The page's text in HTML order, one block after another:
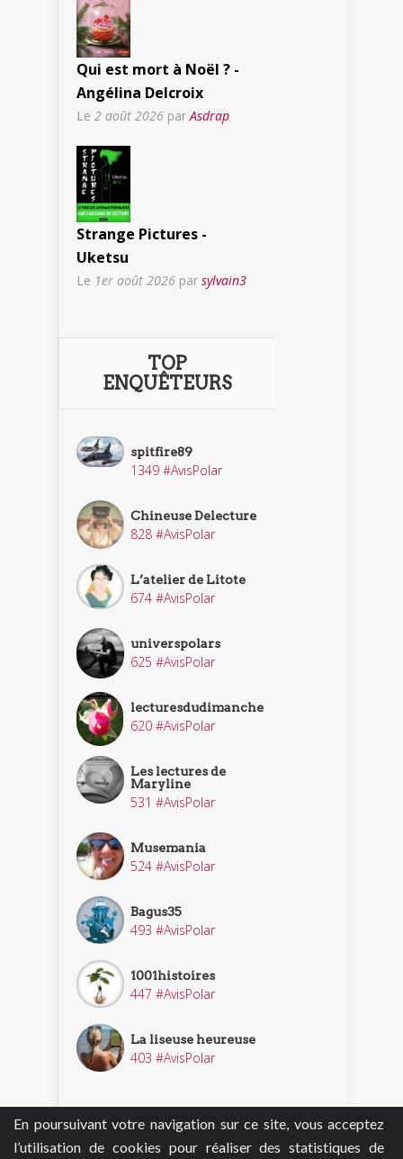
En poursuivant votre navigation sur ce site, vous acceptez
l’utilisation de cookies pour réaliser des statistiques de
Qui est mort à Noël ? -
Angélina Delcroix
Le 2 août 2026 par Asdrap
Strange Pictures -
Uketsu
Le 1er août 2026 par sylvain3
TOP
ENQUÊTEURS
spitfire89
1349 #AvisPolar
Chineuse Delecture
828 #AvisPolar
L’atelier de Litote
674 #AvisPolar
universpolars
625 #AvisPolar
lecturesdudimanche
620 #AvisPolar
Les lectures de
Maryline
531 #AvisPolar
Musemania
524 #AvisPolar
Bagus35
493 #AvisPolar
1001histoires
447 #AvisPolar
La liseuse heureuse
403 #AvisPolar
Découvrir nos enquêteurs